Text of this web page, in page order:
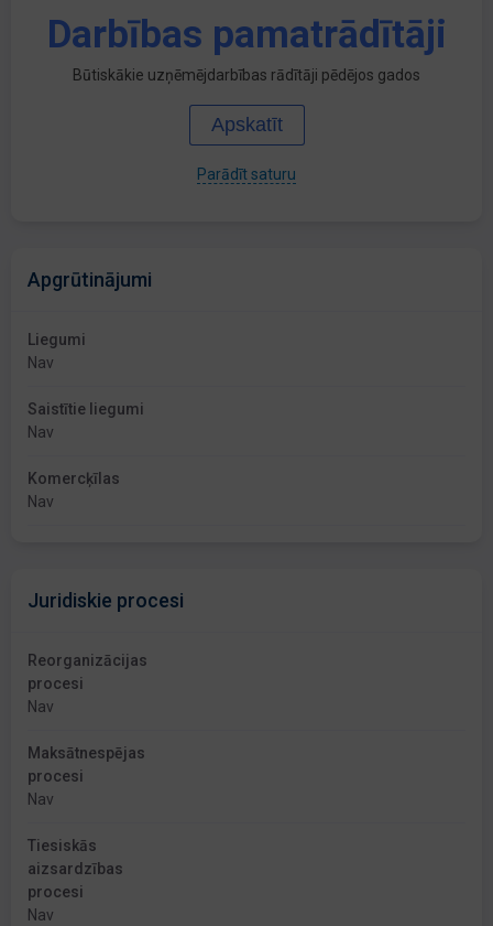
Darbības pamatrādītāji
Būtiskākie uzņēmējdarbības rādītāji pēdējos gados
Apskatīt
Parādīt saturu
Apgrūtinājumi
Liegumi
Nav
Saistītie liegumi
Nav
Komercķīlas
Nav
Juridiskie procesi
Reorganizācijas
procesi
Nav
Maksātnespējas
procesi
Nav
Tiesiskās
aizsardzības
procesi
Nav